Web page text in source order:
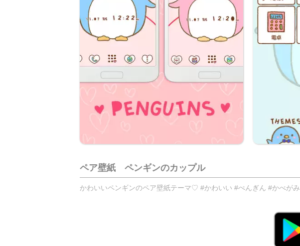
ペア壁紙 ペンギンのカップル
かわいいペンギンのペア壁紙テーマ♡ #かわいい #ぺんぎん #かべがみ